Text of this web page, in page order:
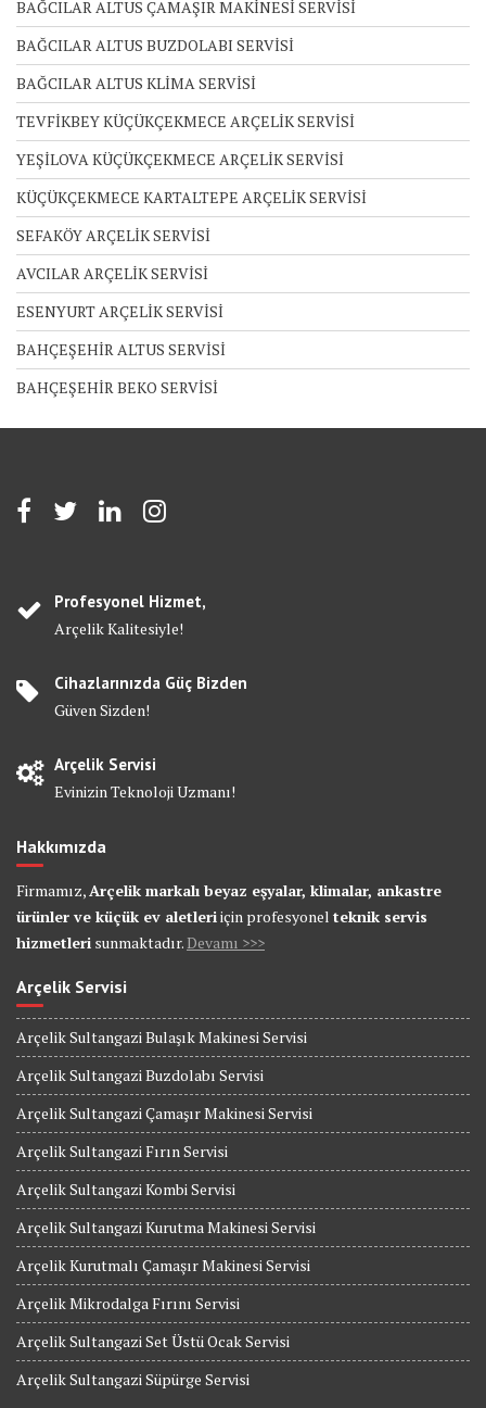
BAĞCILAR ALTUS ÇAMAŞIR MAKİNESİ SERVİSİ
BAĞCILAR ALTUS BUZDOLABI SERVİSİ
BAĞCILAR ALTUS KLİMA SERVİSİ
TEVFİKBEY KÜÇÜKÇEKMECE ARÇELİK SERVİSİ
YEŞİLOVA KÜÇÜKÇEKMECE ARÇELİK SERVİSİ
KÜÇÜKÇEKMECE KARTALTEPE ARÇELİK SERVİSİ
SEFAKÖY ARÇELİK SERVİSİ
AVCILAR ARÇELİK SERVİSİ
ESENYURT ARÇELİK SERVİSİ
BAHÇEŞEHİR ALTUS SERVİSİ
BAHÇEŞEHİR BEKO SERVİSİ
Profesyonel Hizmet,
Arçelik Kalitesiyle!
Cihazlarınızda Güç Bizden
Güven Sizden!
Arçelik Servisi
Evinizin Teknoloji Uzmanı!
Hakkımızda
Firmamız, Arçelik markalı beyaz eşyalar, klimalar, ankastre
ürünler ve küçük ev aletleriiçin profesyonel teknik servis
hizmetleri sunmaktadır. Devamı >>>
Arçelik Servisi
Arçelik Sultangazi Bulaşık Makinesi Servisi
Arçelik Sultangazi Buzdolabı Servisi
Arçelik Sultangazi Çamaşır Makinesi Servisi
Arçelik Sultangazi Fırın Servisi
Arçelik Sultangazi Kombi Servisi
Arçelik Sultangazi Kurutma Makinesi Servisi
Arçelik Kurutmalı Çamaşır Makinesi Servisi
Arçelik Mikrodalga Fırını Servisi
Arçelik Sultangazi Set Üstü Ocak Servisi
Arçelik Sultangazi Süpürge Servisi